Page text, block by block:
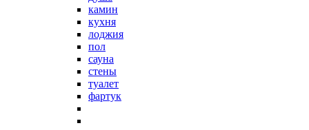
камин
кухня
лоджия
пол
сауна
стены
туалет
фартук